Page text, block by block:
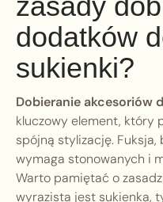
dodatków
sukienki?
Dobieranie akcesoriów
kluczowy element, który
spójną stylizację.
wymaga stonowanych i
Warto pamiętać o
wyrazista jest sukienka,